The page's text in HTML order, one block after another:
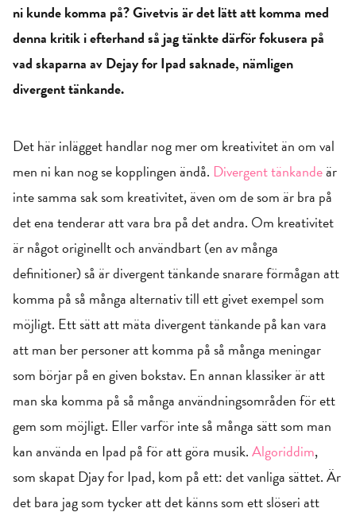
ni kunde komma på? Givetvis är det lätt att komma med
denna kritik i efterhand så jag tänkte därför fokusera på
vad skaparna av Dejay for Ipad saknade, nämligen
divergent tänkande.
Det här inlägget handlar nog mer om kreativitet än om val
men ni kan nog se kopplingen ändå. Divergent tänkandeär
inte samma sak som kreativitet, även om de som är bra på
det ena tenderar att vara bra på det andra. Om kreativitet
är något originellt och användbart (en av många
definitioner) så är divergent tänkande snarare förmågan att
komma på så många alternativ till ett givet exempel som
möjligt. Ett sätt att mäta divergent tänkande på kan vara
att man ber personer att komma på så många meningar
som börjar på en given bokstav. En annan klassiker är att
man ska komma på så många användningsområden för ett
gem som möjligt. Eller varför inte så många sätt som man
kan använda en Ipad på för att göra musik.Algoriddim,
som skapat Djay for Ipad, kom på ett: det vanliga sättet. Är
det bara jag som tycker att det känns som ett slöseri att